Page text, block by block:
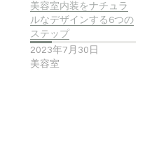
美容室内装をナチュラ
ルなデザインする6つの
ステップ
2023年7月30日
美容室